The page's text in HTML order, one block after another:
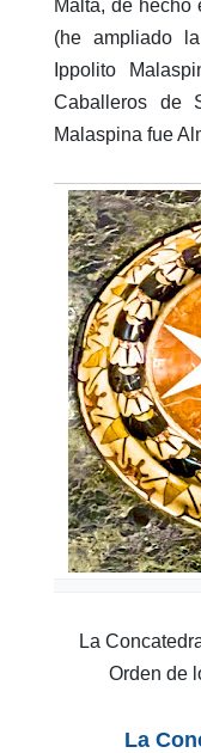
Malta, de hecho
(he ampliado
Ippolito
Caballeros de
Malaspina fue
La
Orden de
La